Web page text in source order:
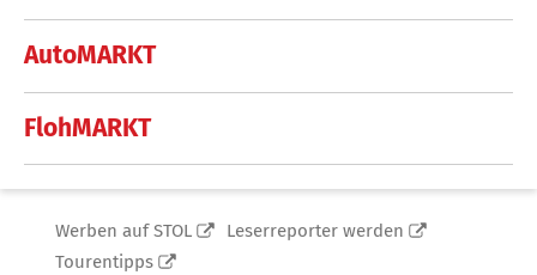
AutoMARKT
FlohMARKT
Werben auf STOL
Leserreporter werden
Tourentipps